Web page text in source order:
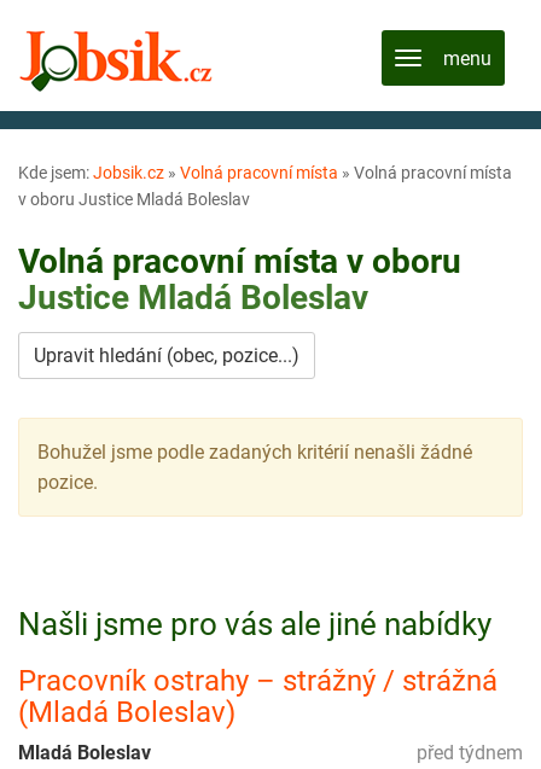
Kde jsem:Jobsik.cz » Volná pracovní místa » Volná pracovní místa
v oboru Justice Mladá Boleslav
Volná pracovní místa v oboru
Justice Mladá Boleslav
Upravit hledání (obec, pozice...)
Bohužel jsme podle zadaných kritérií nenašli žádné
pozice.
Našli jsme pro vás ale jiné nabídky
Pracovník ostrahy – strážný / strážná
(Mladá Boleslav)
před týdnem
Mladá Boleslav